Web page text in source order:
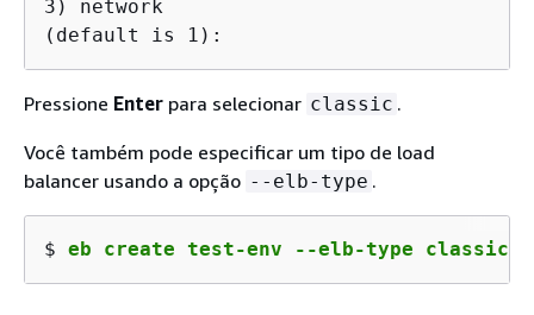
3) network
(default is 1):
Pressione Enter para selecionar classic .
Você também pode especificar um tipo de load
balancer usando a opção --elb-type .
$ eb create test-env --elb-type classic